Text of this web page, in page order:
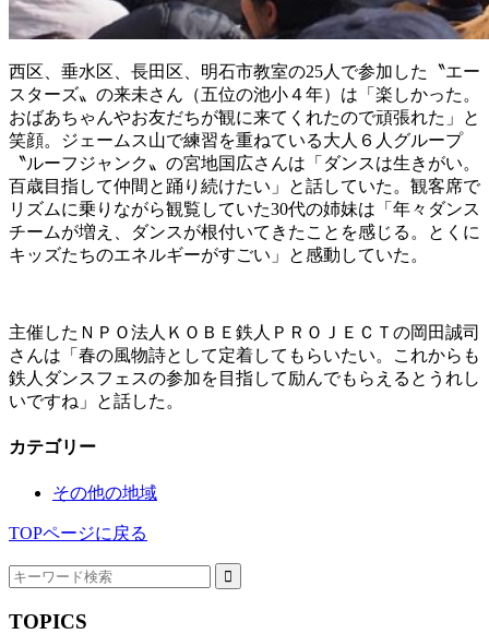
西区、垂水区、長田区、明石市教室の25人で参加した〝エー
スターズ〟の来未さん（五位の池小４年）は「楽しかった。
おばあちゃんやお友だちが観に来てくれたので頑張れた」と
笑顔。ジェームス山で練習を重ねている大人６人グループ
〝ルーフジャンク〟の宮地国広さんは「ダンスは生きがい。
百歳目指して仲間と踊り続けたい」と話していた。観客席で
リズムに乗りながら観覧していた30代の姉妹は「年々ダンス
チームが増え、ダンスが根付いてきたことを感じる。とくに
キッズたちのエネルギーがすごい」と感動していた。
主催したＮＰＯ法人ＫＯＢＥ鉄人ＰＲＯＪＥＣＴの岡田誠司
さんは「春の風物詩として定着してもらいたい。これからも
鉄人ダンスフェスの参加を目指して励んでもらえるとうれし
いですね」と話した。
カテゴリー
その他の地域
TOPページに戻る
TOPICS